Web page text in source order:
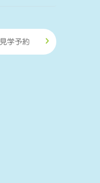
見学予約